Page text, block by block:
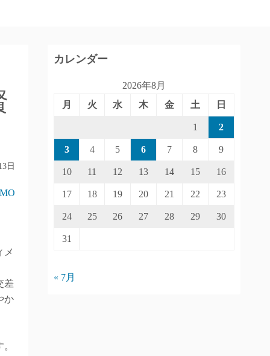
日
メ
差
か
カレンダー
2026年8月
月
火 水 木 金 土 日
1 2
3 4 5 6 7 8 9
10 11 12 13 14 15 16
17 18 19 20 21 22 23
24 25 26 27 28 29 30
31
« 7月